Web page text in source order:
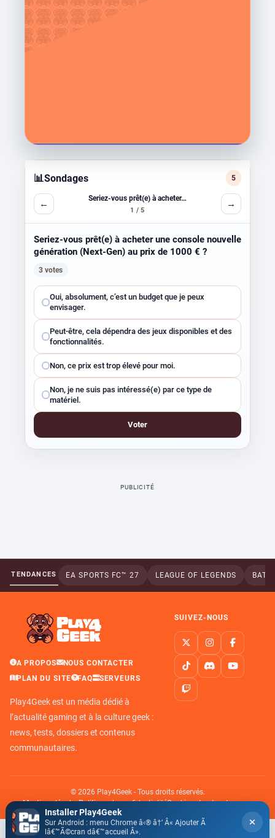
📊Sondages 5
←
Seriez-vous prêt(e) à acheter…
1 / 5
→
Seriez-vous prêt(e) à acheter une console nouvelle
génération (Next-Gen) au prix de 1000 € ?
3 votes
Choisissez
une
réponse
Oui, absolument, c’est un budget que je peux
envisager.
Peut-être, cela dépendra des jeux disponibles et des
fonctionnalités.
Non, ce prix est trop élevé pour moi.
Non, je ne suis pas intéressé(e) par ce type de
matériel.
Voter
PUBLICITÉ
TENDANCES EA SPORTS FC™ 27 LEAGUE OF LEGENDS
A PROPOS
NOUS CONTACTER
PLAN DU SITE
FAQ SERVEURS
Play4Geek est un média dédié à
l’actualité gaming et à la culture geek :
news, tests, dossiers et contenus
communautaires.
SUIVEZ-NOUS
© 2026 Play4Geek - Tous droits réservés.
Mentions légalesPolitique de confidentialitéCookies et autres traceurs
Installer Play4Geek
Sur Android : menu Chrome â‹® â†’ Â« Ajouter Ã
lâ€™Ã©cran dâ€™accueil Â».